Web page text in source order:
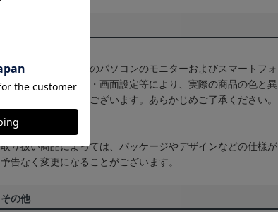
【カラーについて】
商品画像は、お使いのパソコンのモニターおよびスマートフォ
ンのメーカー・機種・画面設定等により、実際の商品の色と異
なって見える場合がございます。あらかじめご了承ください。
【仕様について】
取り扱い商品によっては、パッケージやデザインなどの仕様が
予告なく変更になることがございます。
その他